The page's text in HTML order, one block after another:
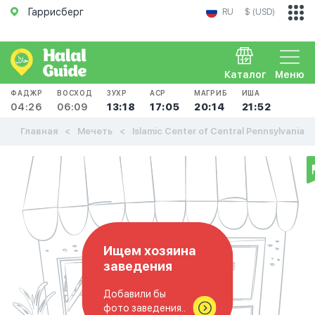
Гаррисберг RU $ (USD)
Меню
Каталог
ФАДЖР
04:26
ВОСХОД
06:09
ЗУХР
13:18
АСР
17:05
МАГРИБ
20:14
ИША
21:52
Главная Мечеть Islamic Center of Central Pennsylvania
Ищем хозяина
заведения
Добавили бы
фото заведения..